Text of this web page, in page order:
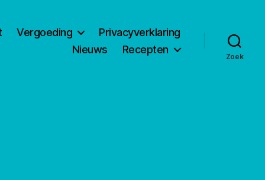
Vergoeding
Privacyverklaring
Nieuws
Recepten
Zoek